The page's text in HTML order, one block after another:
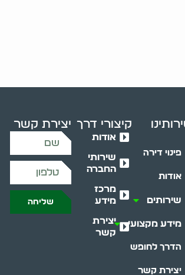
פינוי דירה
אודות
שירותים
מידע מקצועי
הדרך לחופש
יצירת קשר
קיצורי דרך
אודות
שירותי
החברה
מרכז
מידע
יצירת
קשר
יצירת קשר
שליחה